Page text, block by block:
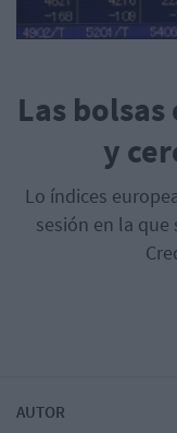
Las
y
Lo índices
sesión en la que
AUTOR